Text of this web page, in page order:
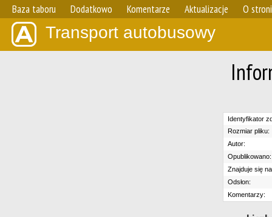
Baza taboru Dodatkowo Komentarze Aktualizacje O
Transport autobusowy
Identyfikator
Rozmiar pliku:
Autor:
Opublikowano:
Znajduje się
Odsłon:
Komentarzy: